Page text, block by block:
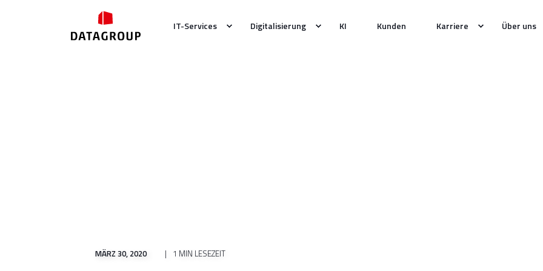
IT-Services Digitalisierung KI Kunden Karriere Über uns
MÄRZ 30, 2020 1 MIN LESEZEIT